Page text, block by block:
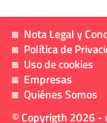
Nota Legal y
Política de
Uso de cookies
Empresas
Quiénes Somos
© Copyrigth 2026